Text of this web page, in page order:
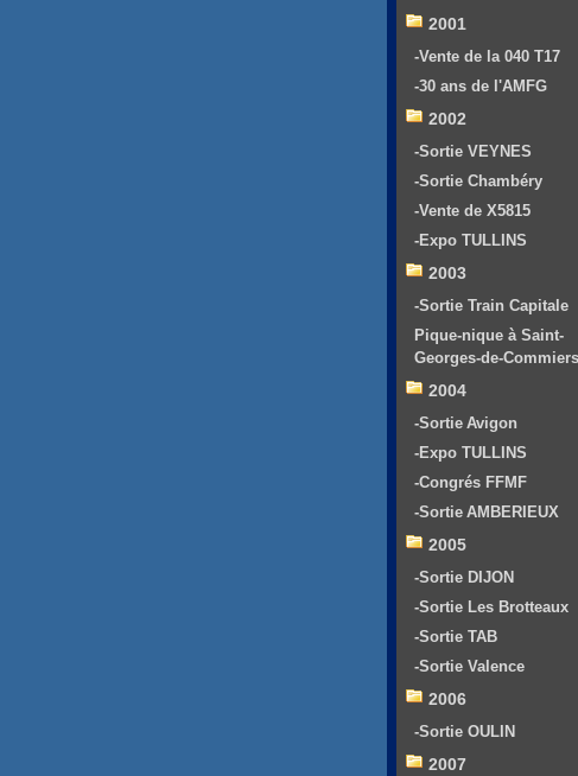
2001
-Vente de la 040 T17
-30 ans de l'AMFG
2002
-Sortie VEYNES
-Sortie Chambéry
-Vente de X5815
-Expo TULLINS
2003
-Sortie Train Capitale
Pique-nique à Saint-
Georges-de-Commiers
2004
-Sortie Avigon
-Expo TULLINS
-Congrés FFMF
-Sortie AMBERIEUX
2005
-Sortie DIJON
-Sortie Les Brotteaux
-Sortie TAB
-Sortie Valence
2006
-Sortie OULIN
2007